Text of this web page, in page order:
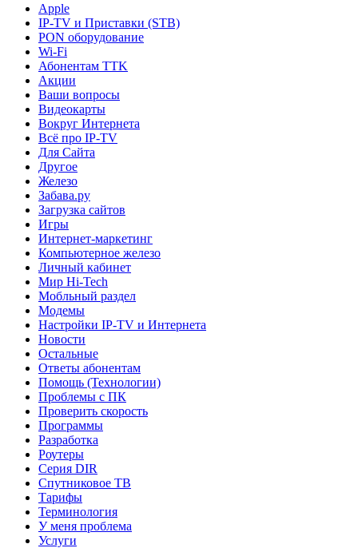
Apple
IP-TV и Приставки (STB)
PON оборудование
Wi-Fi
Абонентам TTK
Акции
Ваши вопросы
Видеокарты
Вокруг Интернета
Всё про IP-TV
Для Сайта
Другое
Железо
Забава.ру
Загрузка сайтов
Игры
Интернет-маркетинг
Компьютерное железо
Личный кабинет
Мир Hi-Tech
Мобльный раздел
Модемы
Настройки IP-TV и Интернета
Новости
Остальные
Ответы абонентам
Помощь (Технологии)
Проблемы с ПК
Проверить скорость
Программы
Разработка
Роутеры
Серия DIR
Спутниковое ТВ
Тарифы
Терминология
У меня проблема
Услуги